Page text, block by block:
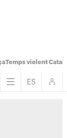
Temps violent